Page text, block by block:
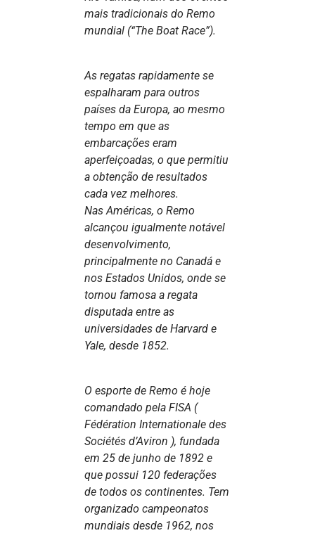
mais tradicionais do Remo
mundial (“The Boat Race”).
As regatas rapidamente se
espalharam para outros
países da Europa, ao mesmo
tempo em que as
embarcações eram
aperfeiçoadas, o que permitiu
a obtenção de resultados
cada vez melhores.
Nas Américas, o Remo
alcançou igualmente notável
desenvolvimento,
principalmente no Canadá e
nos Estados Unidos, onde se
tornou famosa a regata
disputada entre as
universidades de Harvard e
Yale, desde 1852.
O esporte de Remo é hoje
comandado pela FISA (
Fédération Internationale des
Sociétés d’Aviron ), fundada
em 25 de junho de 1892 e
que possui 120 federações
de todos os continentes. Tem
organizado campeonatos
mundiais desde 1962, nos